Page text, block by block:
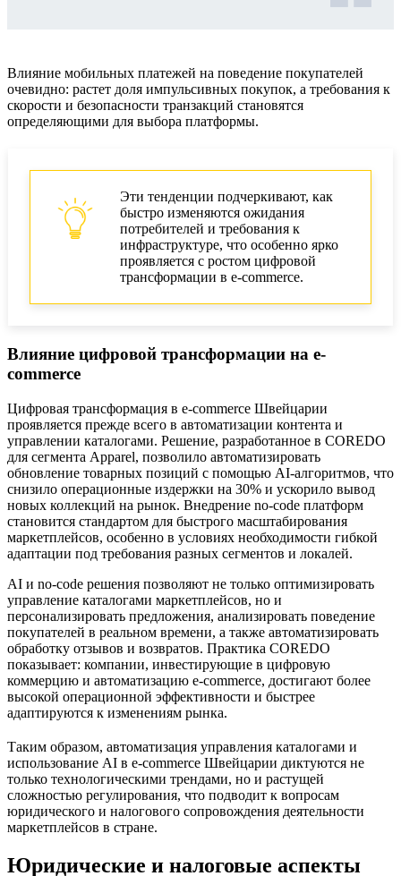
Влияние мобильных платежей на поведение покупателей
очевидно: растет доля импульсивных покупок, а требования к
скорости и безопасности транзакций становятся
определяющими для выбора платформы.
Эти тенденции подчеркивают, как
быстро изменяются ожидания
потребителей и требования к
инфраструктуре, что особенно ярко
проявляется с ростом цифровой
трансформации в e-commerce.
Влияние цифровой трансформации на e-
commerce
Цифровая трансформация в e-commerce Швейцарии
проявляется прежде всего в автоматизации контента и
управлении каталогами. Решение, разработанное в COREDO
для сегмента Apparel, позволило автоматизировать
обновление товарных позиций с помощью AI-алгоритмов, что
снизило операционные издержки на 30% и ускорило вывод
новых коллекций на рынок. Внедрение no-code платформ
становится стандартом для быстрого масштабирования
маркетплейсов, особенно в условиях необходимости гибкой
адаптации под требования разных сегментов и локалей.
AI и no-code решения позволяют не только оптимизировать
управление каталогами маркетплейсов, но и
персонализировать предложения, анализировать поведение
покупателей в реальном времени, а также автоматизировать
обработку отзывов и возвратов. Практика COREDO
показывает: компании, инвестирующие в цифровую
коммерцию и автоматизацию e-commerce, достигают более
высокой операционной эффективности и быстрее
адаптируются к изменениям рынка.
Таким образом, автоматизация управления каталогами и
использование AI в e-commerce Швейцарии диктуются не
только технологическими трендами, но и растущей
сложностью регулирования, что подводит к вопросам
юридического и налогового сопровождения деятельности
маркетплейсов в стране.
Юридические и налоговые аспекты